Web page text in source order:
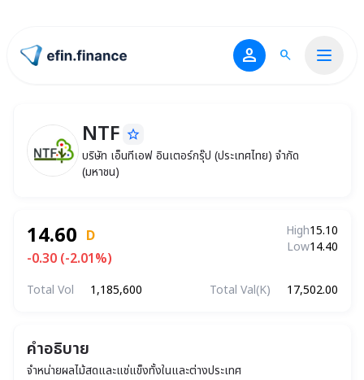
ไปหน้าแรก person search
NTF บริษัท เอ็นทีเอฟ อินเตอร์กรุ๊ป (ประเทศไทย) จำกั
NTF star_border
บริษัท เอ็นทีเอฟ อินเตอร์กรุ๊ป (ประเทศไทย) จำกัด
(มหาชน)
14.60 D
-0.30 (-2.01%)
High15.10
Low14.40
Total Vol 1,185,600 Total Val(K) 17,502.00
คำอธิบาย
จำหน่ายผลไม้สดและแช่แข็งทั้งในและต่างประเทศ